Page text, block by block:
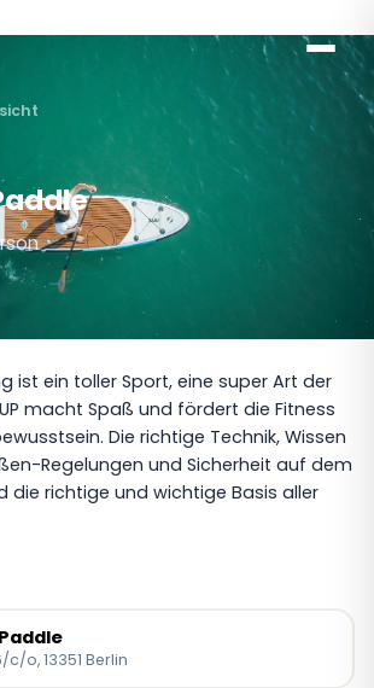
ist ein toller Sport, eine super Art der
macht Spaß und fördert die Fitness
Die richtige Technik, Wissen
Regelungen und Sicherheit auf dem
die richtige und wichtige Basis aller
o, 13351 Berlin